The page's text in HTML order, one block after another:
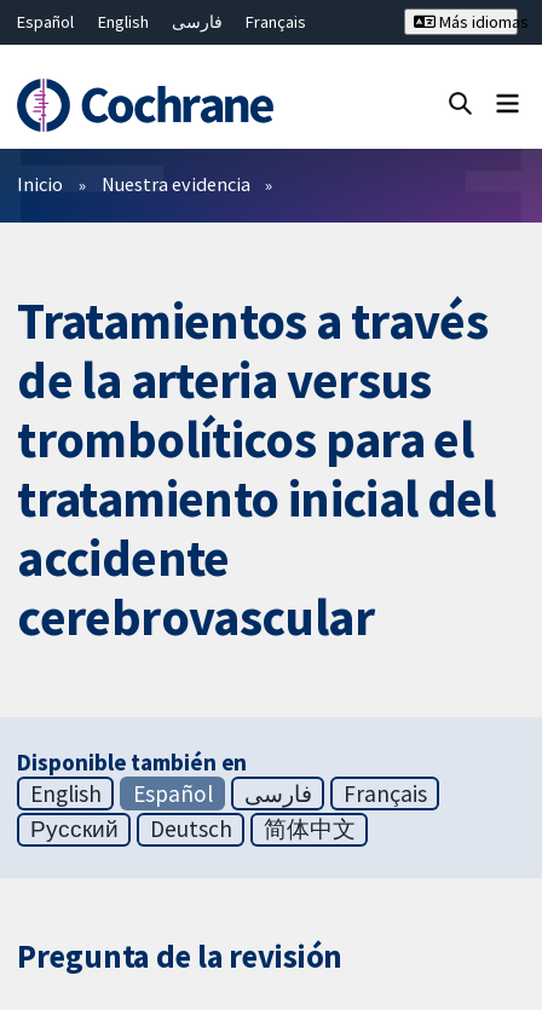
Español English فارسی
Français
Bahasa Malaysia
ไทย 繁體中文
Más idiomas
Filtros
Inicio Nuestra evidencia
Tratamientos a través
de la arteria versus
trombolíticos para el
tratamiento inicial del
accidente
cerebrovascular
Disponible también en
English
Español فارسی
Français
Русский
Deutsch 简体中文
Pregunta de la revisión